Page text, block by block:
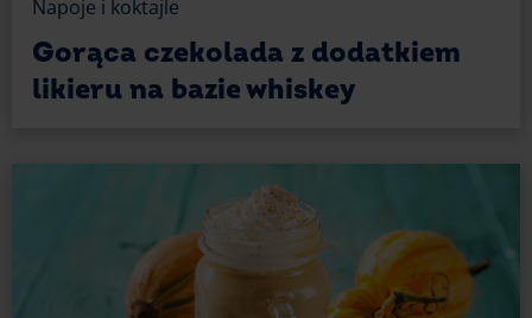
15 g Czekolady Mocno Gorzkiej 80% E.Wedel
70 g Kakao Ciemnego z Ghany
Przygotuj rondelek. Wsyp do niego cukier i dodaj 2-3
łyżki wody – tyle, by cukier wchłonął ją całą.
Zamieszaj i podgrzej, aż cukier się roztopi i zamieni
Napoje i koktajle
Gorąca czekolada z dodatkiem
likieru na bazie whiskey